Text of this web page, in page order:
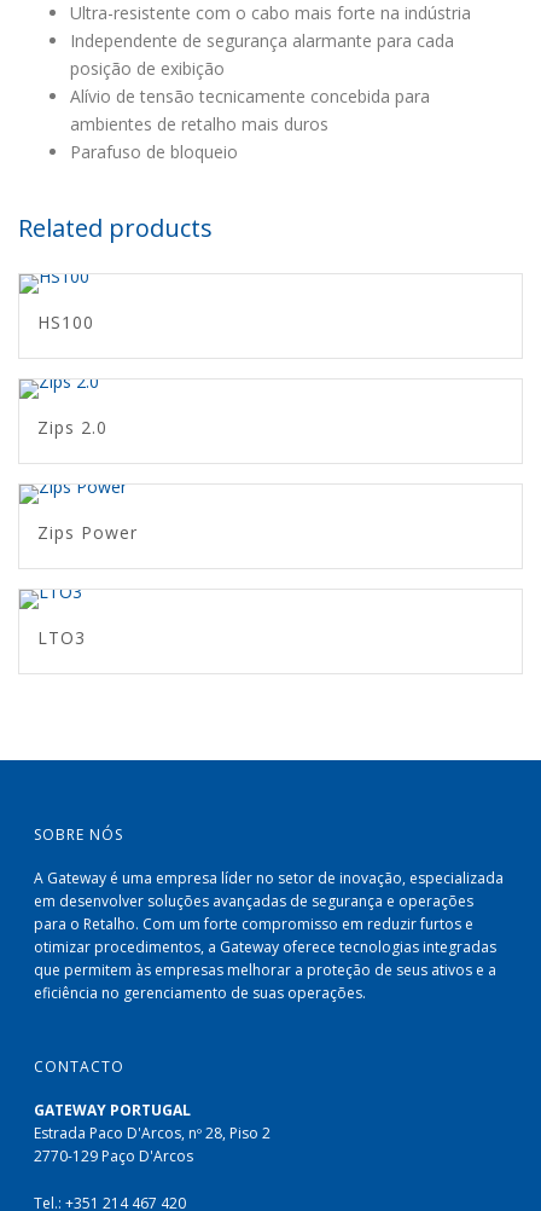
Ultra-resistente com o cabo mais forte na indústria
Independente de segurança alarmante para cada
posição de exibição
Alívio de tensão tecnicamente concebida para
ambientes de retalho mais duros
Parafuso de bloqueio
Related products
HS100
Zips 2.0
Zips Power
LTO3
SOBRE NÓS
A Gateway é uma empresa líder no setor de inovação, especializada
em desenvolver soluções avançadas de segurança e operações
para o Retalho. Com um forte compromisso em reduzir furtos e
otimizar procedimentos, a Gateway oferece tecnologias integradas
que permitem às empresas melhorar a proteção de seus ativos e a
eficiência no gerenciamento de suas operações.
CONTACTO
GATEWAY PORTUGAL
Estrada Paco D'Arcos, nº 28, Piso 2
2770-129 Paço D'Arcos
Tel.: +351 214 467 420